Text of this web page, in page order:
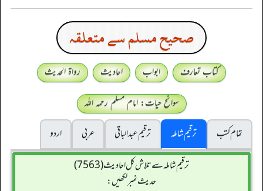
صحيح مسلم سے متعلقہ
کتاب تعارف ابواب احادیث
رواۃ الحدیث
سوانح حیات: امام مسلم رحمہ اللہ
تمام کتب
ترقیم شاملہ ترقيم عبدالباقی عربی
اردو
ترقیم شاملہ سے تلاش کل احادیث (7563)
حدیث نمبر لکھیں: